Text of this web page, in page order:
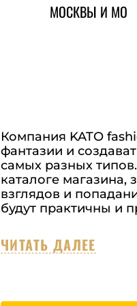
МОСКВЫ И МО
Компания KATO
фантазии и
самых разных
каталоге
взглядов и
будут практичны и
ЧИТАТЬ ДАЛЕЕ